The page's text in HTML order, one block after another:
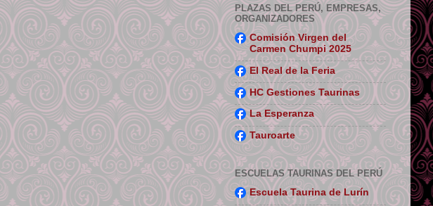
PLAZAS DEL PERÚ, EMPRESAS,
ORGANIZADORES
Comisión Virgen del
Carmen Chumpi 2025
El Real de la Feria
HC Gestiones Taurinas
La Esperanza
Tauroarte
ESCUELAS TAURINAS DEL PERÚ
Escuela Taurina de Lurín